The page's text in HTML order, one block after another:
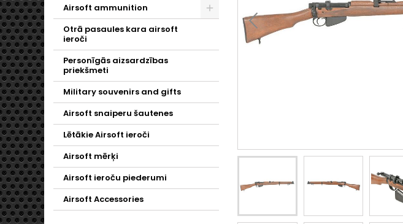
Airsoft ammunition
Toggle
Otrā pasaules kara airsoft
ieroči
Personīgās aizsardzības
priekšmeti
Military souvenirs and gifts
Airsoft snaiperu šautenes
Lētākie Airsoft ieroči
Airsoft mērķi
Airsoft ieroču piederumi
Airsoft Accessories